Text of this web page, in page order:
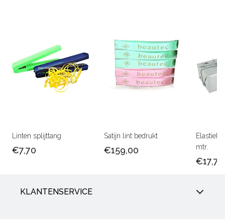
Linten splijttang
€7,70
Satijn lint bedrukt
€159,00
Elastiek
mtr.
€17,75
KLANTENSERVICE